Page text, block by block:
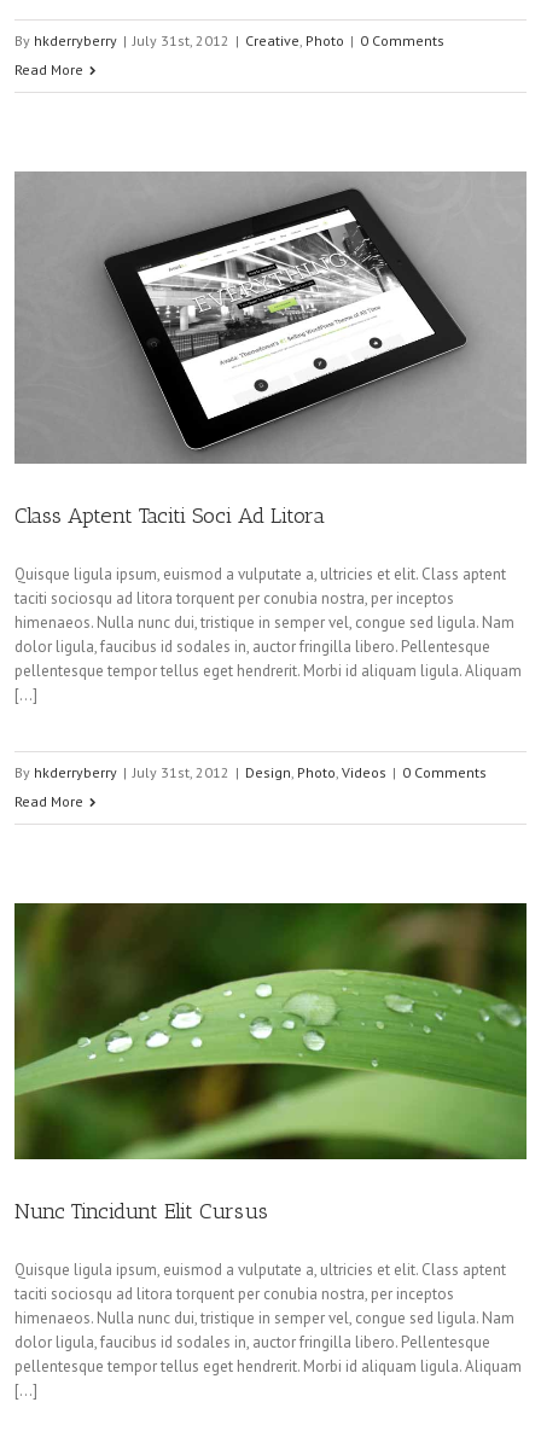
By hkderryberry | July 31st, 2012 | Creative Photo | 0 Comments
Read More
Class Aptent Taciti Soci Ad Litora
Quisque ligula ipsum, euismod a vulputate a, ultricies et elit. Class aptent
taciti sociosqu ad litora torquent per conubia nostra, per inceptos
himenaeos. Nulla nunc dui, tristique in semper vel, congue sed ligula. Nam
dolor ligula, faucibus id sodales in, auctor fringilla libero. Pellentesque
pellentesque tempor tellus eget hendrerit. Morbi id aliquam ligula. Aliquam
[…]
By hkderryberry | July 31st, 2012 | Design Photo Videos | 0 Comments
Read More
Nunc Tincidunt Elit Cursus
Quisque ligula ipsum, euismod a vulputate a, ultricies et elit. Class aptent
taciti sociosqu ad litora torquent per conubia nostra, per inceptos
himenaeos. Nulla nunc dui, tristique in semper vel, congue sed ligula. Nam
dolor ligula, faucibus id sodales in, auctor fringilla libero. Pellentesque
pellentesque tempor tellus eget hendrerit. Morbi id aliquam ligula. Aliquam
[…]